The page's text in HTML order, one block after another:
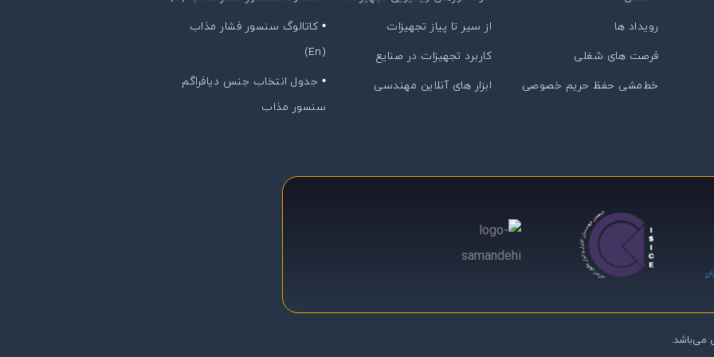
رویداد ها
فرصت های شغلی
خط‌مشی حفظ حریم خصوصی
از سیر تا پیاز تجهیزات
کاربرد تجهیزات در صنایع
ابزار های آنلاین مهندسی
• کاتالوگ سنسور فشار مذاب
(En)
• جدول انتخاب جنس دیافراگم
سنسور مذاب
می‌باشد.